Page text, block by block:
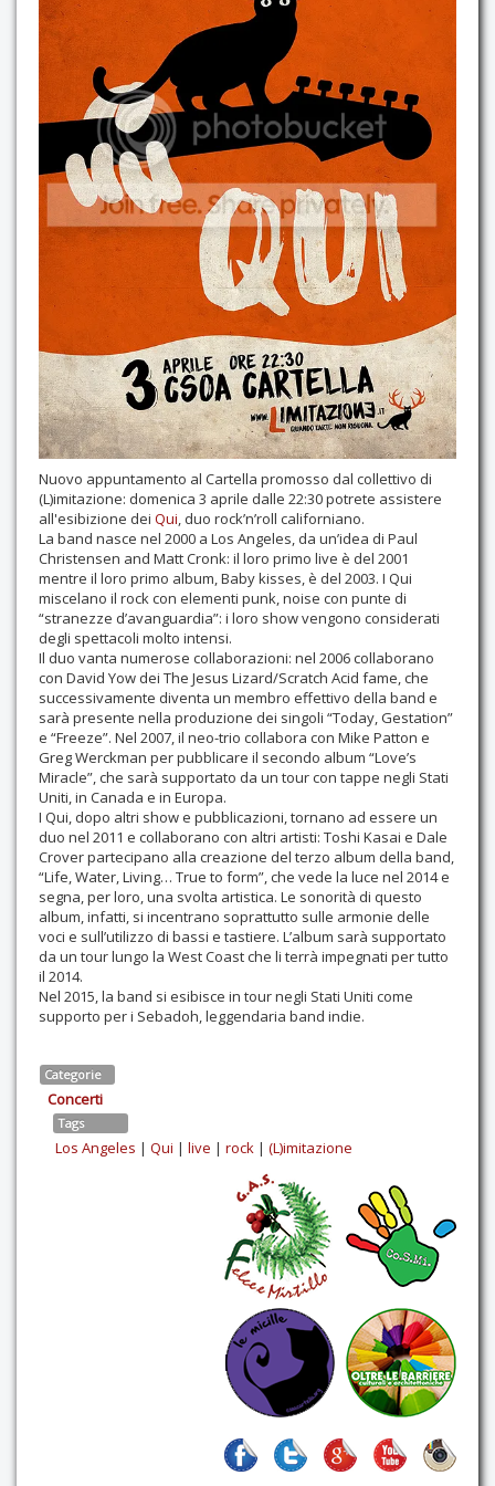
Contatti
Nuovo appuntamento al Cartella promosso dal collettivo di
(L)imitazione: domenica 3 aprile dalle 22:30 potrete assistere
all'esibizione dei Qui, duo rock’n’roll californiano.
La band nasce nel 2000 a Los Angeles, da un’idea di Paul
Christensen and Matt Cronk: il loro primo live è del 2001
mentre il loro primo album, Baby kisses, è del 2003. I Qui
miscelano il rock con elementi punk, noise con punte di
“stranezze d’avanguardia”: i loro show vengono considerati
degli spettacoli molto intensi.
Il duo vanta numerose collaborazioni: nel 2006 collaborano
con David Yow dei The Jesus Lizard/Scratch Acid fame, che
successivamente diventa un membro effettivo della band e
sarà presente nella produzione dei singoli “Today, Gestation”
e “Freeze”. Nel 2007, il neo-trio collabora con Mike Patton e
Greg Werckman per pubblicare il secondo album “Love’s
Miracle”, che sarà supportato da un tour con tappe negli Stati
Uniti, in Canada e in Europa.
I Qui, dopo altri show e pubblicazioni, tornano ad essere un
duo nel 2011 e collaborano con altri artisti: Toshi Kasai e Dale
Crover partecipano alla creazione del terzo album della band,
“Life, Water, Living… True to form”, che vede la luce nel 2014 e
segna, per loro, una svolta artistica. Le sonorità di questo
album, infatti, si incentrano soprattutto sulle armonie delle
voci e sull’utilizzo di bassi e tastiere. L’album sarà supportato
da un tour lungo la West Coast che li terrà impegnati per tutto
il 2014.
Nel 2015, la band si esibisce in tour negli Stati Uniti come
supporto per i Sebadoh, leggendaria band indie.
Categorie
Concerti
Tags
Los Angeles | Qui | live | rock | (L)imitazione